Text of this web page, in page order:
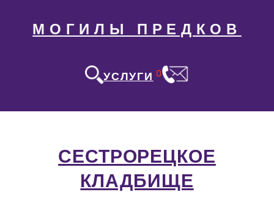
МОГИЛЫ ПРЕДКОВ
УСЛУГИ 0
СЕСТРОРЕЦКОЕ
КЛАДБИЩЕ